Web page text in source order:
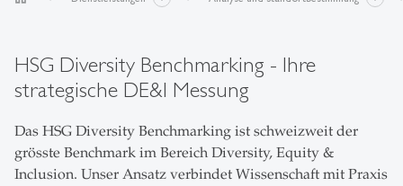
HSG Diversity Benchmarking - Ihre
strategische DE&I Messung
Das HSG Diversity Benchmarking ist schweizweit der
grösste Benchmark im Bereich Diversity, Equity &
Inclusion. Unser Ansatz verbindet Wissenschaft mit Praxis